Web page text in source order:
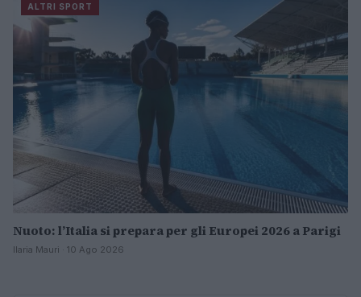
ALTRI SPORT
Nuoto: l’Italia si prepara per gli Europei 2026 a Parigi
Ilaria Mauri · 10 Ago 2026